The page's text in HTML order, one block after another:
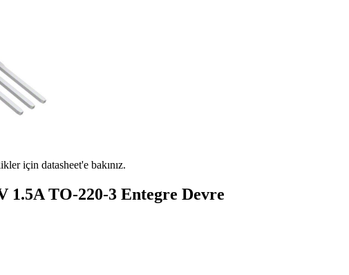
için datasheet'e bakınız.
1.5A TO-220-3 Entegre Devre